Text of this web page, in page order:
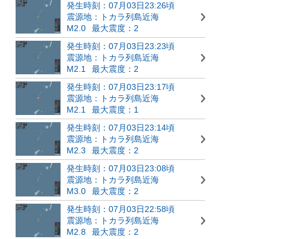
発生時刻：07月03日23:26頃
震源地：トカラ列島近海
M2.0
最大震度：2
発生時刻：07月03日23:23頃
震源地：トカラ列島近海
M2.1
最大震度：2
発生時刻：07月03日23:17頃
震源地：トカラ列島近海
M2.1
最大震度：1
発生時刻：07月03日23:14頃
震源地：トカラ列島近海
M2.3
最大震度：2
発生時刻：07月03日23:08頃
震源地：トカラ列島近海
M3.0
最大震度：2
発生時刻：07月03日22:58頃
震源地：トカラ列島近海
M2.8
最大震度：2